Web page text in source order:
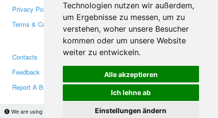
Technologien nutzen wir außerdem,
um Ergebnisse zu messen, um zu
verstehen, woher unsere Besucher
kommen oder um unsere Website
weiter zu entwickeln.
Alle akzeptieren
Ich lehne ab
Einstellungen ändern
We are using cookies to provide statistics that help us give you the best experience of
Privacy Policy
Terms & Conditions
Investors
Media
Contacts
Feedback
Report A Bug
Facebook
Twitter
YouTube
Google+